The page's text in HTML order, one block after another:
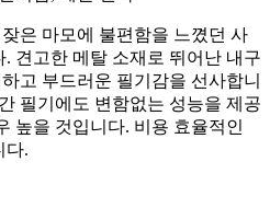
은 마모에 불편함을 느꼈던 사
견고한 메탈 소재로 뛰어난 내구
고 부드러운 필기감을 선사합니
필기에도 변함없는 성능을 제공
높을 것입니다. 비용 효율적인
다.